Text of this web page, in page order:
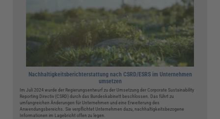
Nachhaltigkeitsberichterstattung nach CSRD/ESRS im Unternehmen
umsetzen
Im Juli 2024 wurde der Regierungsentwurf zu der Umsetzung der Corporate Sustainability
Reporting Directiv (CSRD) durch das Bundeskabinett beschlossen. Das führt zu
umfangreichen Änderungen für Unternehmen und eine Erweiterung des
Anwendungsbereichs. Sie verpflichtet Unternehmen dazu, nachhaltigkeitsbezogene
Informationen im Lagebricht offen zu legen.